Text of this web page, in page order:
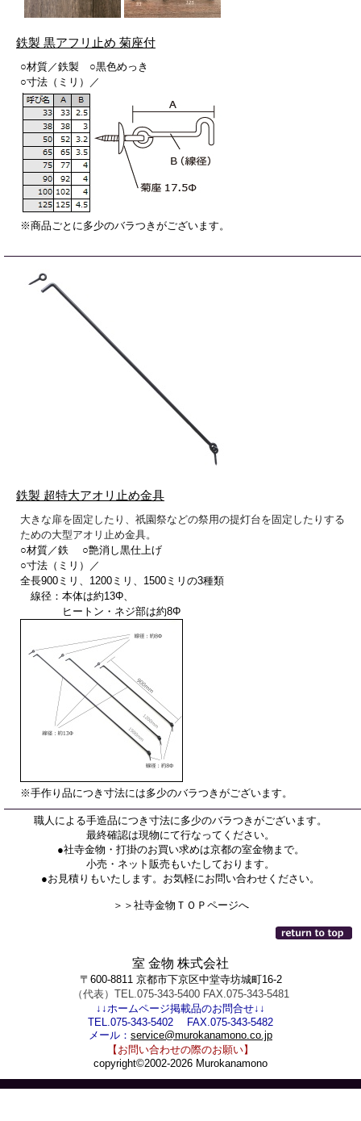
鉄製 黒アフリ止め 菊座付
○材質／鉄製 ○黒色めっき
○寸法（ミリ）／
※商品ごとに多少のバラつきがございます。
鉄製 超特大アオリ止め金具
大きな扉を固定したり、祇園祭などの祭用の提灯台を固定したりする
ための大型アオリ止め金具。
○材質／鉄 ○艶消し黒仕上げ
○寸法（ミリ）／
全長900ミリ、1200ミリ、1500ミリの3種類
線径：本体は約13Φ、
ヒートン・ネジ部は約8Φ
※手作り品につき寸法には多少のバラつきがございます。
職人による手造品につき寸法に多少のバラつきがございます。
最終確認は現物にて行なってください。
●社寺金物・打掛のお買い求めは京都の室金物まで。
小売・ネット販売もいたしております。
●お見積りもいたします。お気軽にお問い合わせください。
＞＞社寺金物ＴＯＰページへ
室 金物 株式会社
〒600-8811 京都市下京区中堂寺坊城町16-2
（代表）TEL.075-343-5400 FAX.075-343-5481
↓↓ホームページ掲載品のお問合せ↓↓
TEL.075-343-5402 FAX.075-343-5482
メール： service@murokanamono.co.jp
【お問い合わせの際のお願い】
copyright©2002-2026 Murokanamono